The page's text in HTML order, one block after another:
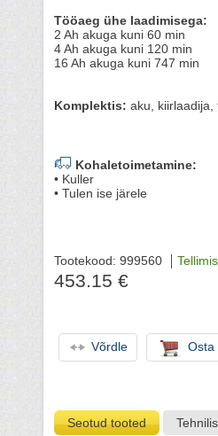
Tööaeg ühe laadimisega:
2 Ah akuga kuni 60 min
4 Ah akuga kuni 120 min
16 Ah akuga kuni 747 min
Komplektis: aku, kiirlaadija,
Kohaletoimetamine:
• Kuller
• Tulen ise järele
Tootekood: 999560
453.15 €
Võrdle Osta
Seotud tooted